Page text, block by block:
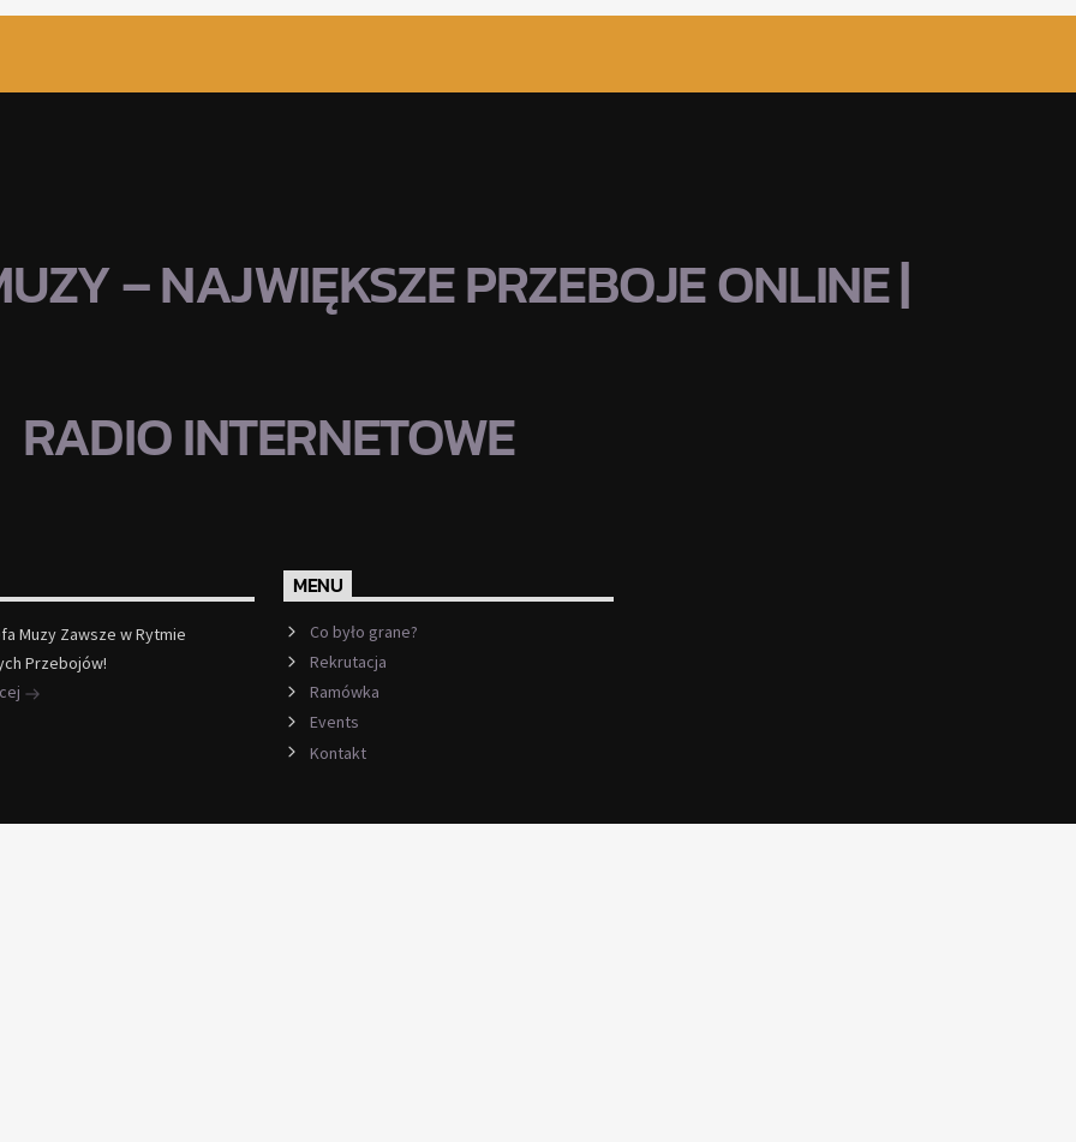
– NAJWIĘKSZE PRZEBOJE ONLINE |
RADIO INTERNETOWE
Muzy Zawsze w Rytmie
Przebojów!
MENU
Co było grane?
Rekrutacja
Ramówka
Events
Kontakt